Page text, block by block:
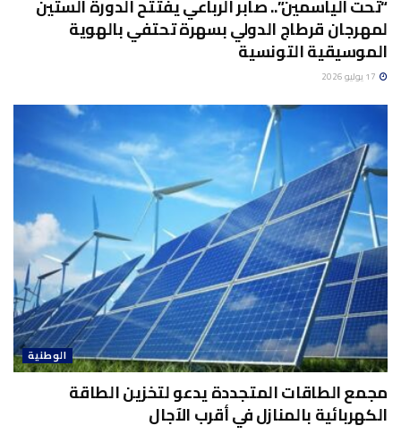
“تحت الياسمين”.. صابر الرباعي يفتتح الدورة الستين
لمهرجان قرطاج الدولي بسهرة تحتفي بالهوية
الموسيقية التونسية
الوطنية
مجمع الطاقات المتجددة يدعو لتخزين الطاقة
الكهربائية بالمنازل في أقرب الآجال